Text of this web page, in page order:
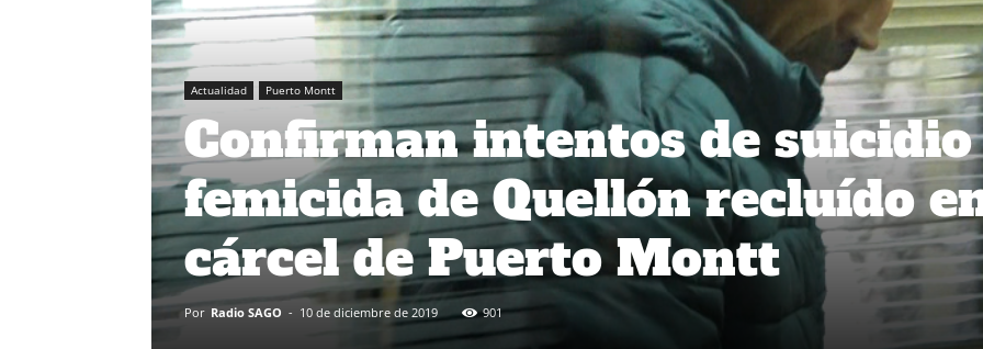
Actualidad Puerto Montt
Confirman intentos de suicidio
femicida de Quellón recluído
cárcel de Puerto Montt
Por Radio SAGO - 10 de diciembre de 2019 901